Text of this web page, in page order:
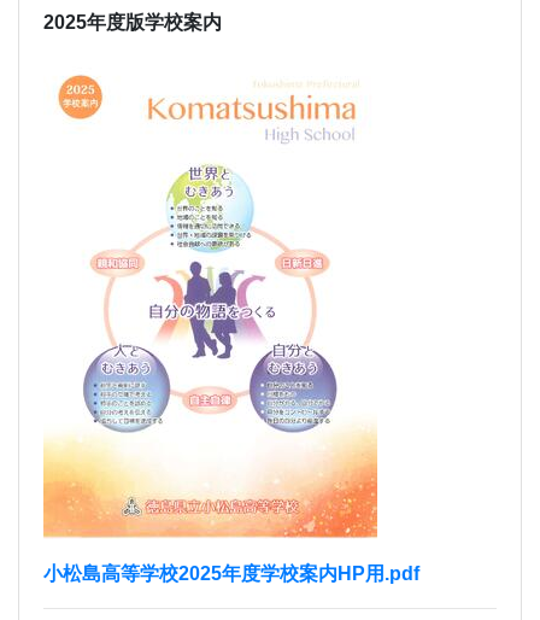
2025年度版学校案内
小松島高等学校2025年度学校案内HP用.pdf